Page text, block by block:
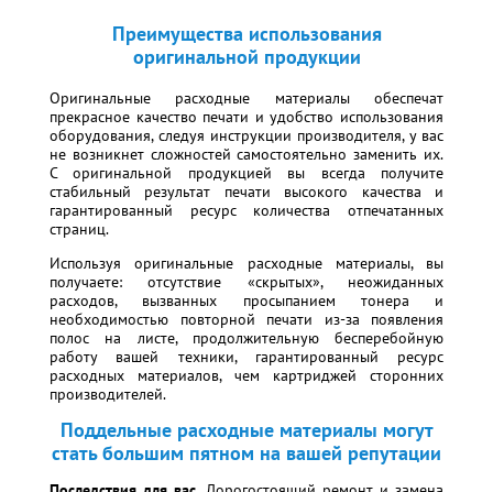
Преимущества использования
оригинальной продукции
Оригинальные расходные материалы обеспечат
прекрасное качество печати и удобство использования
оборудования, следуя инструкции производителя, у вас
не возникнет сложностей самостоятельно заменить их.
С оригинальной продукцией вы всегда получите
стабильный результат печати высокого качества и
гарантированный ресурс количества отпечатанных
страниц.
Используя оригинальные расходные материалы, вы
получаете: отсутствие «скрытых», неожиданных
расходов, вызванных просыпанием тонера и
необходимостью повторной печати из-за появления
полос на листе, продолжительную бесперебойную
работу вашей техники, гарантированный ресурс
расходных материалов, чем картриджей сторонних
производителей.
Поддельные расходные материалы могут
стать большим пятном на вашей репутации